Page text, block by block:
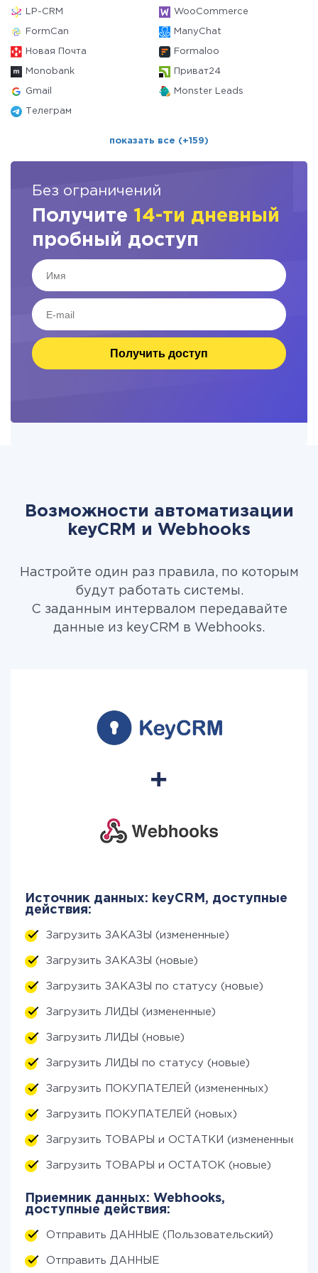
LP-CRM WooCommerce
FormCan ManyChat
Новая Почта Formaloo
Monobank Приват24
Gmail Monster Leads
Телеграм
показать все (+159)
Без ограничений
Получите 14-ти дневный
пробный доступ
Получить доступ
Возможности автоматизации
keyCRM и Webhooks
Настройте один раз правила, по которым
будут работать системы.
С заданным интервалом передавайте
данные из keyCRM в Webhooks.
Источник данных: keyCRM, доступные
действия:
Загрузить ЗАКАЗЫ (измененные)
Загрузить ЗАКАЗЫ (новые)
Загрузить ЗАКАЗЫ по статусу (новые)
Загрузить ЛИДЫ (измененные)
Загрузить ЛИДЫ (новые)
Загрузить ЛИДЫ по статусу (новые)
Загрузить ПОКУПАТЕЛЕЙ (измененных)
Загрузить ПОКУПАТЕЛЕЙ (новых)
Загрузить ТОВАРЫ и ОСТАТКИ (измененные)
Загрузить ТОВАРЫ и ОСТАТОК (новые)
Приемник данных: Webhooks,
доступные действия:
Отправить ДАННЫЕ (Пользовательский)
Отправить ДАННЫЕ